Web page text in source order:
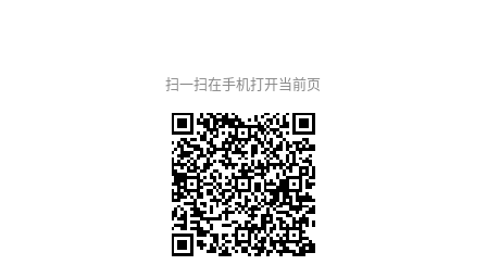
扫一扫在手机打开当前页